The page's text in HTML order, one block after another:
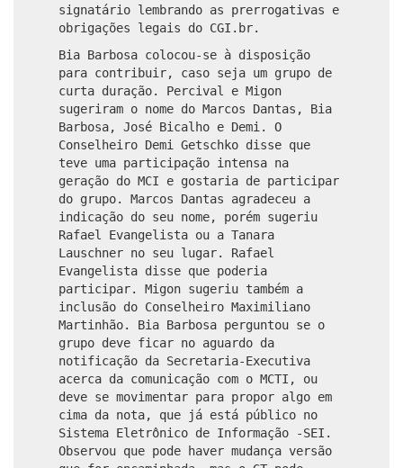
signatário lembrando as prerrogativas e
obrigações legais do CGI.br.
Bia Barbosa colocou-se à disposição
para contribuir, caso seja um grupo de
curta duração. Percival e Migon
sugeriram o nome do Marcos Dantas, Bia
Barbosa, José Bicalho e Demi. O
Conselheiro Demi Getschko disse que
teve uma participação intensa na
geração do MCI e gostaria de participar
do grupo. Marcos Dantas agradeceu a
indicação do seu nome, porém sugeriu
Rafael Evangelista ou a Tanara
Lauschner no seu lugar. Rafael
Evangelista disse que poderia
participar. Migon sugeriu também a
inclusão do Conselheiro Maximiliano
Martinhão. Bia Barbosa perguntou se o
grupo deve ficar no aguardo da
notificação da Secretaria-Executiva
acerca da comunicação com o MCTI, ou
deve se movimentar para propor algo em
cima da nota, que já está público no
Sistema Eletrônico de Informação -SEI.
Observou que pode haver mudança versão